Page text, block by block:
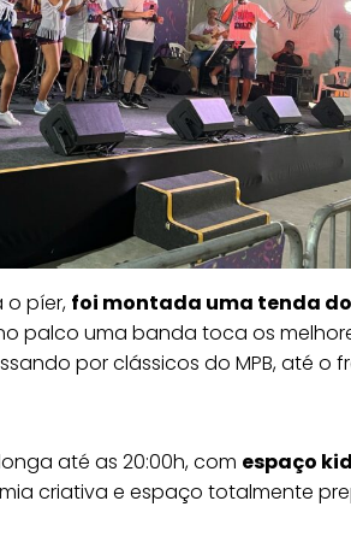
o píer, foi montada uma tenda
palco uma banda toca os
por clássicos do MPB, até o
até as 20:00h, com espaço
criativa e espaço totalmente